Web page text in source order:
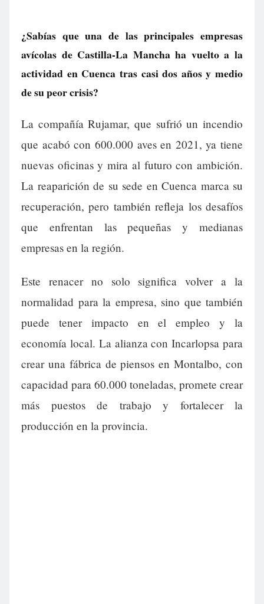
¿Sabías que una de las principales empresas
avícolas de Castilla-La Mancha ha vuelto a la
actividad en Cuenca tras casi dos años y medio
de su peor crisis?
La compañía Rujamar, que sufrió un incendio
que acabó con 600.000 aves en 2021, ya tiene
nuevas oficinas y mira al futuro con ambición.
La reaparición de su sede en Cuenca marca su
recuperación, pero también refleja los desafíos
que enfrentan las pequeñas y medianas
empresas en la región.
Este renacer no solo significa volver a la
normalidad para la empresa, sino que también
puede tener impacto en el empleo y la
economía local. La alianza con Incarlopsa para
crear una fábrica de piensos en Montalbo, con
capacidad para 60.000 toneladas, promete crear
más puestos de trabajo y fortalecer la
producción en la provincia.